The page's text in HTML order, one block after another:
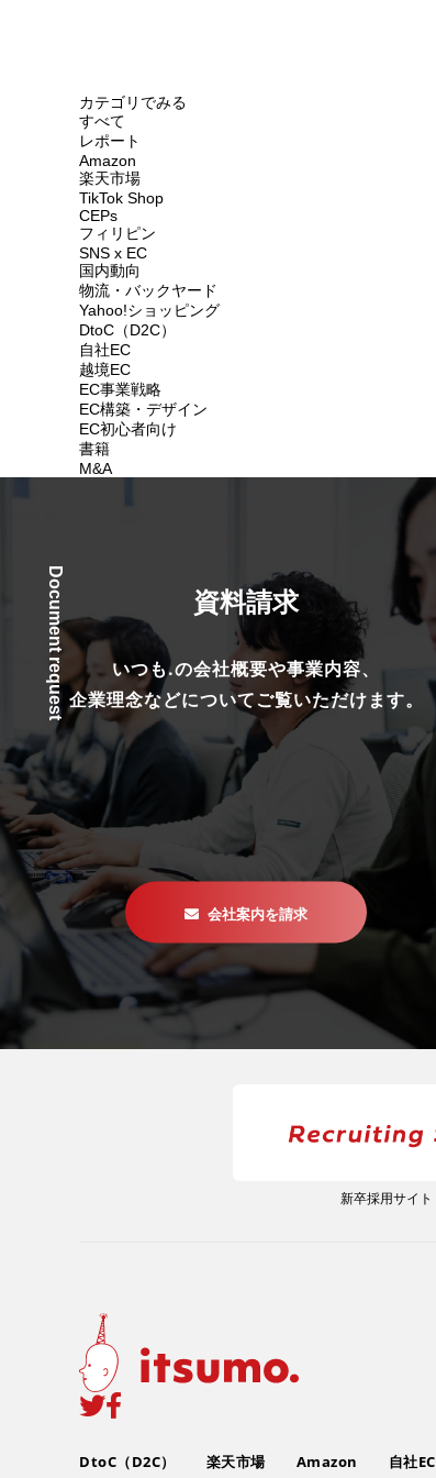
カテゴリでみる
すべて
レポート
Amazon
楽天市場
TikTok Shop
CEPs
フィリピン
SNS x EC
国内動向
物流・バックヤード
Yahoo!ショッピング
DtoC（D2C）
自社EC
越境EC
EC事業戦略
EC構築・デザイン
EC初心者向け
書籍
M&A
Document request 資料請求
いつも.の会社概要や事業内容、
企業理念などについてご覧いただけます。
会社案内を請求
新卒採用サイト
DtoC（D2C） 楽天市場 Amazon 自社EC